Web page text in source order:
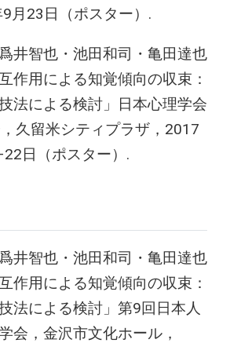
月23日（ポスター）.
井智也・池田和司・亀田達也
作用による知覚傾向の収束：
法による検討」日本心理学会
久留米シティプラザ，2017
日（ポスター）.
井智也・池田和司・亀田達也
作用による知覚傾向の収束：
法による検討」第9回日本人
会，金沢市文化ホール，